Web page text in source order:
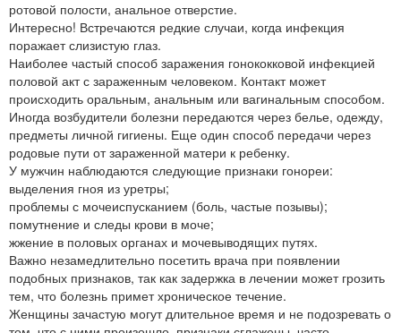
ротовой полости, анальное отверстие.
Интересно! Встречаются редкие случаи, когда инфекция
поражает слизистую глаз.
Наиболее частый способ заражения гонококковой инфекцией
половой акт с зараженным человеком. Контакт может
происходить оральным, анальным или вагинальным способом.
Иногда возбудители болезни передаются через белье, одежду,
предметы личной гигиены. Еще один способ передачи через
родовые пути от зараженной матери к ребенку.
У мужчин наблюдаются следующие признаки гонореи:
выделения гноя из уретры;
проблемы с мочеиспусканием (боль, частые позывы);
помутнение и следы крови в моче;
жжение в половых органах и мочевыводящих путях.
Важно незамедлительно посетить врача при появлении
подобных признаков, так как задержка в лечении может грозить
тем, что болезнь примет хроническое течение.
Женщины зачастую могут длительное время и не подозревать о